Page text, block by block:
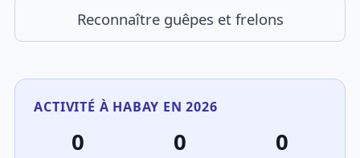
Reconnaître guêpes et frelons
ACTIVITÉ À HABAY EN 2026
0 0 0